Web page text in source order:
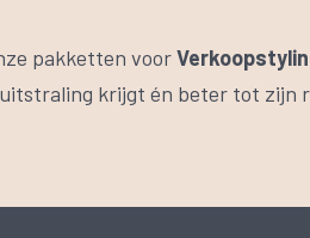
pakketten voor
krijgt én beter tot zijn